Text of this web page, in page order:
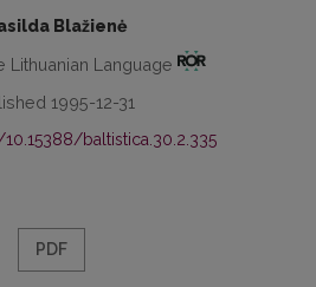
Blažienė
Lithuanian Language
1995-12-31
baltistica.30.2.335
PDF